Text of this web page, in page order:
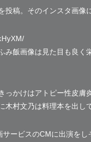
投稿。そのインスタ画像
み飯画像は見た目も良く
っかけはアトピー性皮
村文乃は料理本を出し
ービスのCMに出演を